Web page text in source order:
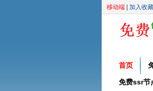
移动端 加入收藏
首页
免费ssr节